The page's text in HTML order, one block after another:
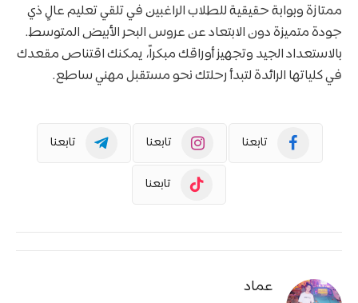
ممتازة وبوابة حقيقية للطلاب الراغبين في تلقي تعليم عالٍ ذي
جودة متميزة دون الابتعاد عن عروس البحر الأبيض المتوسط.
بالاستعداد الجيد وتجهيز أوراقك مبكراً، يمكنك اقتناص مقعدك
في كلياتها الرائدة لتبدأ رحلتك نحو مستقبل مهني ساطع.
تابعنا تابعنا تابعنا
تابعنا
عماد